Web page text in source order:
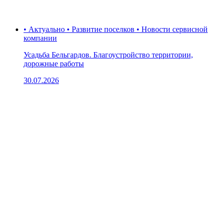
• Актуально • Развитие поселков • Новости сервисной
компании
Усадьба Бельгардов. Благоустройство территории,
дорожные работы
30.07.2026